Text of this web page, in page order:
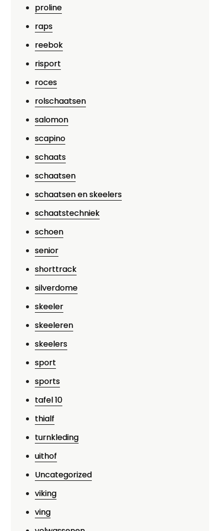
proline
raps
reebok
risport
roces
rolschaatsen
salomon
scapino
schaats
schaatsen
schaatsen en skeelers
schaatstechniek
schoen
senior
shorttrack
silverdome
skeeler
skeeleren
skeelers
sport
sports
tafel 10
thialf
turnkleding
uithof
Uncategorized
viking
ving